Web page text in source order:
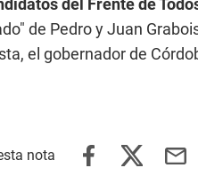
del Frente de
de Pedro y Juan
el gobernador de